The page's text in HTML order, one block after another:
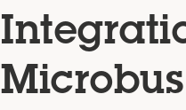
Microbus